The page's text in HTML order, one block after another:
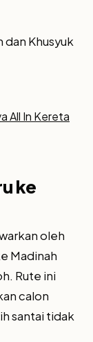
dan Khusyuk
All In Kereta
ke
oleh
Madinah
Rute ini
calon
santai tidak